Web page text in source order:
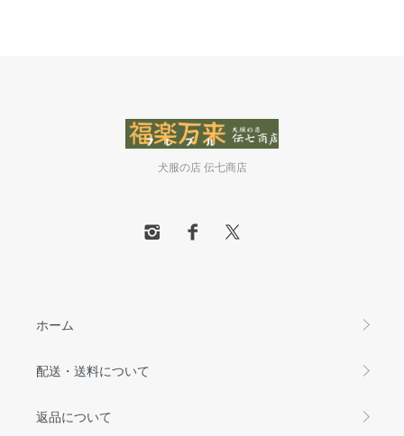
犬服の店 伝七商店
ホーム
配送・送料について
返品について